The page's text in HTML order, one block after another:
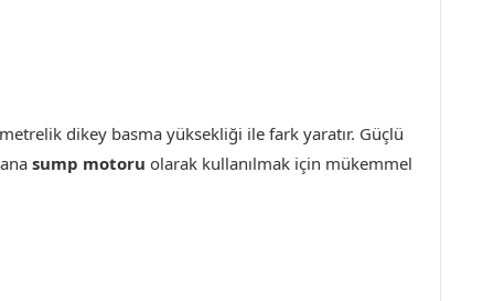
dikey basma yüksekliği ile fark yaratır. Güçlü
sump motoru olarak kullanılmak için mükemmel